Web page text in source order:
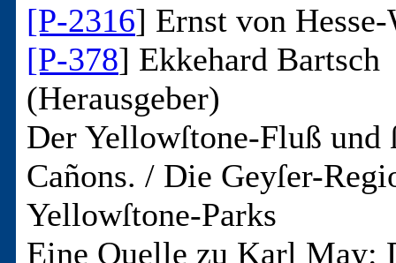
[P-2316] Ernst von Hesse-
[P-378] Ekkehard Bartsch
(Herausgeber)
Der Yellowſtone-Fluß und
Cañons. / Die Geyſer-
Yellowſtone-Parks
Eine Quelle zu Karl May: